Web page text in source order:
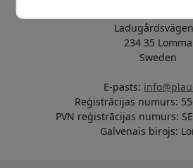
234 35 Lomma
Sweden
E-pasts:
Reģistrācijas numurs:
PVN reģistrācijas numurs:
Galvenais birojs: